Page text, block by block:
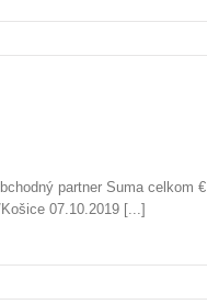
partner Suma celkom
07.10.2019 [...]